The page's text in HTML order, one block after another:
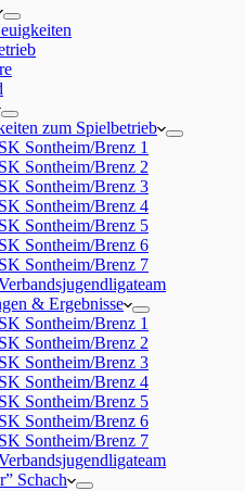
zum Spielbetrieb
SK Sontheim/Brenz 1
SK Sontheim/Brenz 2
SK Sontheim/Brenz 3
SK Sontheim/Brenz 4
SK Sontheim/Brenz 5
SK Sontheim/Brenz 6
SK Sontheim/Brenz 7
& Ergebnisse
SK Sontheim/Brenz 1
SK Sontheim/Brenz 2
SK Sontheim/Brenz 3
SK Sontheim/Brenz 4
SK Sontheim/Brenz 5
SK Sontheim/Brenz 6
SK Sontheim/Brenz 7
Schach